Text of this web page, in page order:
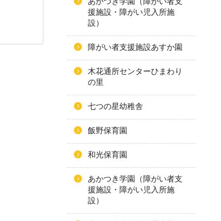
援施設・障がい児入所施
設）
障がい者支援施設あすか園
木花通所センターひまわり
の里
七つの星幼稚舎
飯野保育園
和光保育園
あかつき学園（障がい者支
援施設・障がい児入所施
設）